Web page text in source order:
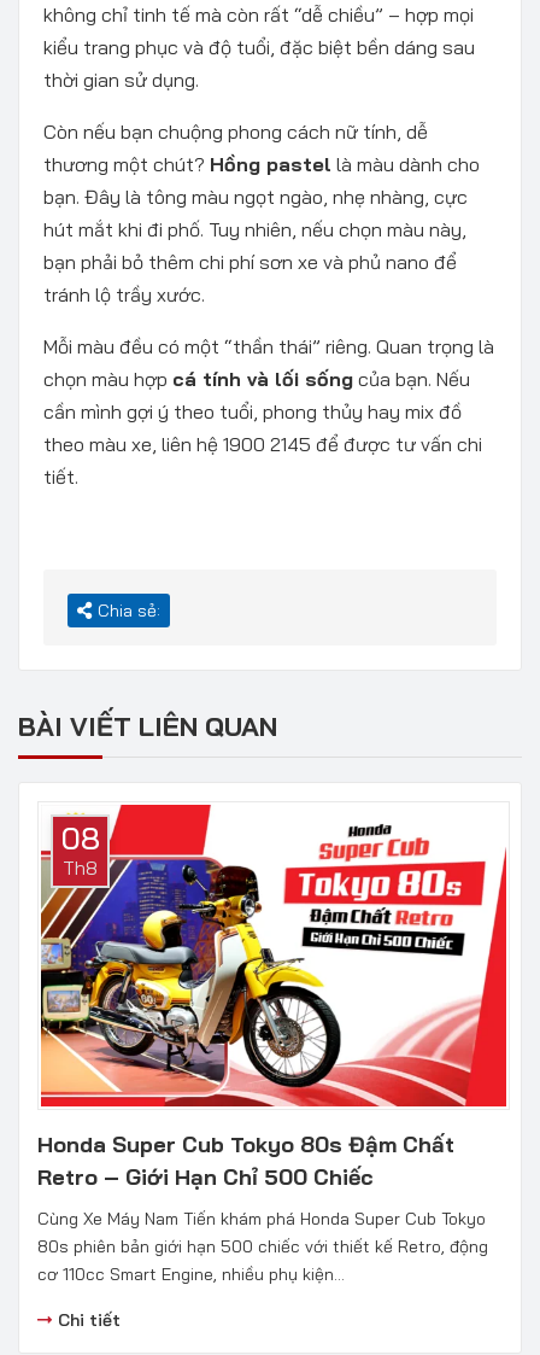
không chỉ tinh tế mà còn rất “dễ chiều” – hợp mọi
kiểu trang phục và độ tuổi, đặc biệt bền dáng sau
thời gian sử dụng.
Còn nếu bạn chuộng phong cách nữ tính, dễ
thương một chút? Hồng pastel là màu dành cho
bạn. Đây là tông màu ngọt ngào, nhẹ nhàng, cực
hút mắt khi đi phố. Tuy nhiên, nếu chọn màu này,
bạn phải bỏ thêm chi phí sơn xe và phủ nano để
tránh lộ trầy xước.
Mỗi màu đều có một “thần thái” riêng. Quan trọng là
chọn màu hợp cá tính và lối sống của bạn. Nếu
cần mình gợi ý theo tuổi, phong thủy hay mix đồ
theo màu xe, liên hệ 1900 2145 để được tư vấn chi
tiết.
Chia sẻ:
BÀI VIẾT LIÊN QUAN
08
Th8
Honda Super Cub Tokyo 80s Đậm Chất
Retro – Giới Hạn Chỉ 500 Chiếc
Cùng Xe Máy Nam Tiến khám phá Honda Super Cub Tokyo
80s phiên bản giới hạn 500 chiếc với thiết kế Retro, động
cơ 110cc Smart Engine, nhiều phụ kiện...
Chi tiết